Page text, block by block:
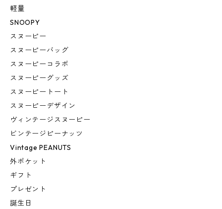
軽量
SNOOPY
スヌーピー
スヌーピーバッグ
スヌーピーコラボ
スヌーピーグッズ
スヌーピートート
スヌーピーデザイン
ヴィンテージスヌーピー
ビンテージピーナッツ
Vintage PEANUTS
外ポケット
ギフト
プレゼント
誕生日